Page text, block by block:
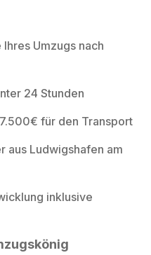
Umzugs nach
24 Stunden
für den Transport
aus Ludwigshafen am
inklusive